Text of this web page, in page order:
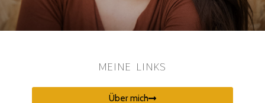
MEINE LINKS
Über mich